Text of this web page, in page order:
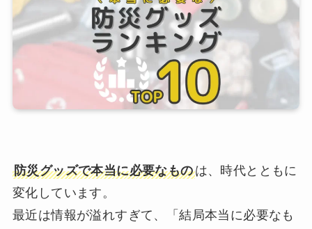
防災グッズで本当に必要なものは、時代とともに
変化しています。
最近は情報が溢れすぎて、「結局本当に必要なも